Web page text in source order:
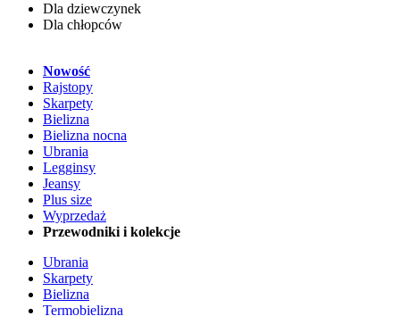
Dla dziewczynek
Dla chłopców
Nowość
Rajstopy
Skarpety
Bielizna
Bielizna nocna
Ubrania
Legginsy
Jeansy
Plus size
Wyprzedaż
Przewodniki i kolekcje
Ubrania
Skarpety
Bielizna
Termobielizna